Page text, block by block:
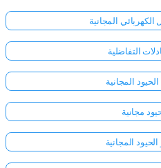
المجانية
التفاضلية
المجانية
مجانية
المجانية